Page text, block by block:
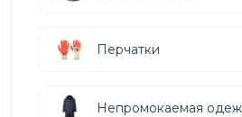
Перчатки
Непромокаемая